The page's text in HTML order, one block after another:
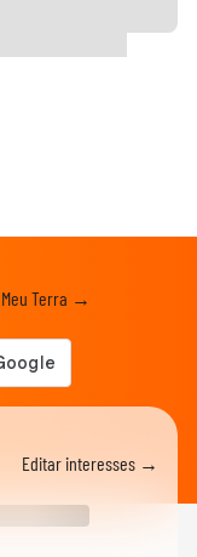
Terra →
Editar interesses →